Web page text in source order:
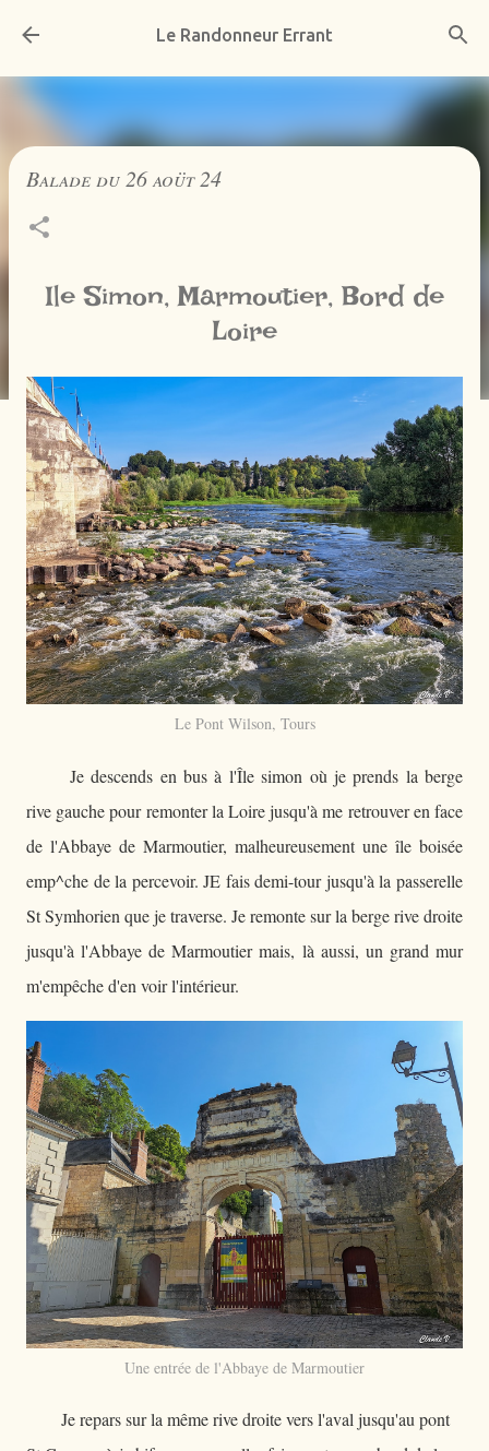
Accéder au contenu principal
Le Randonneur Errant
Balade du 26 aoüt 24
Ile Simon, Marmoutier, Bord de
Loire
Le Pont Wilson, Tours
Je descends en bus à l'Île simon où je prends la berge
rive gauche pour remonter la Loire jusqu'à me retrouver en face
de l'Abbaye de Marmoutier, malheureusement une île boisée
emp^che de la percevoir. JE fais demi-tour jusqu'à la passerelle
St Symhorien que je traverse. Je remonte sur la berge rive droite
jusqu'à l'Abbaye de Marmoutier mais, là aussi, un grand mur
m'empêche d'en voir l'intérieur.
Une entrée de l'Abbaye de Marmoutier
Je repars sur la même rive droite vers l'aval jusqu'au pont